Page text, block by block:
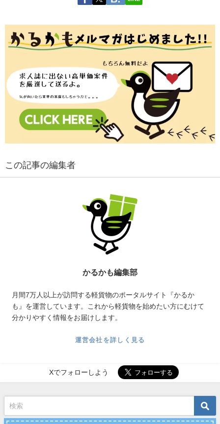
この記事の編集者
かるかも編集部
月間7万人以上が訪問する軽貨物のポータルサイト『かるか
も』を運営しています。これから軽貨物を始めたい方にむけて
分かりやすく情報をお届けします。
運営会社を詳しく見る
Xでフォローしよう